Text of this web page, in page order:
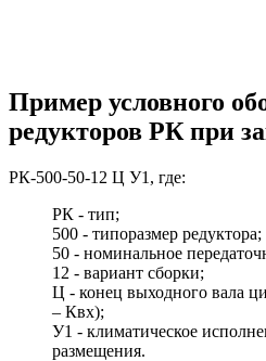
Пример условного
редукторов РК при
РК-500-50-12 Ц У1, где:
РК - тип;
500 - типоразмер редуктора;
50 - номинальное
12 - вариант сборки;
Ц - конец выходного вала
– Квх);
У1 - климатическое
размещения.